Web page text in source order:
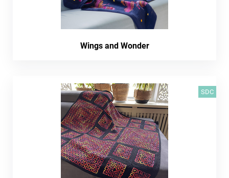
Wings and Wonder
SDC